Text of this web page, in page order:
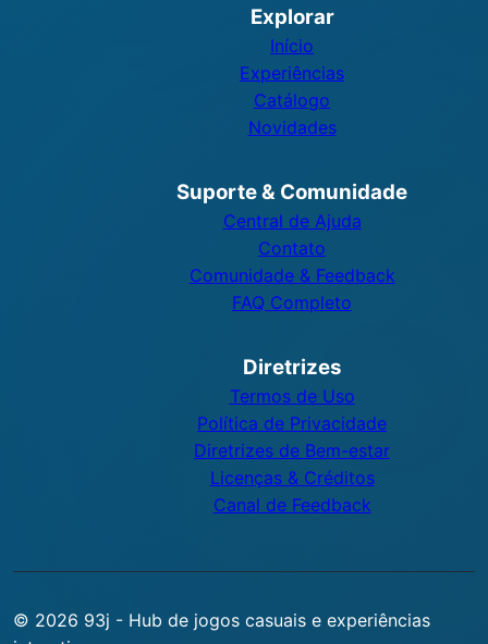
Explorar
Início
Experiências
Catálogo
Novidades
Suporte & Comunidade
Central de Ajuda
Contato
Comunidade & Feedback
FAQ Completo
Diretrizes
Termos de Uso
Política de Privacidade
Diretrizes de Bem-estar
Licenças & Créditos
Canal de Feedback
© 2026 93j - Hub de jogos casuais e experiências